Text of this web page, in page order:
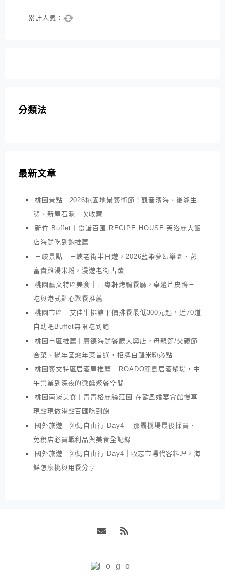
累計人氣：
分類法
最新文章
桃園景點｜2026桃園地景藝術節！觀音濱海、後湖生
態、新屋石滬一次收藏
新竹 Buffet｜食譜百匯 RECIPE HOUSE 芙洛麗大飯
店海鮮吃到飽推薦
三峽景點｜三峽老街半日遊，2026藍染夢幻樂園、彭
富貴雞湯米粉，漫遊老街古蹟
桃園藝文特區美食｜晶粵軒烤鴨餐廳，桌邊片皮鴨三
吃與港式點心聚餐推薦
桃園市區｜艾佳牛排館平價排餐最低300元起，近70道
自助吧Buffet無限吃到飽
桃園市區推薦｜廣德海鮮餐廳大興店，母親節/父親節
合菜、過年圍爐年菜首選，招牌白鯧米粉必點
桃園藝文特區居酒屋推薦｜ROADO麓島居酒聚場，中
午營業到深夜的微醺聚餐空間
桃園南崁美食｜青青格麗絲莊園 在歐風婚宴會館慢享
現點現做港點百匯吃到飽
國外旅遊｜沖繩自由行 Day4 ｜那霸機場最後採買、
免稅店必買戰利品與美食全記錄
國外旅遊｜沖繩自由行 Day4｜牧志市場代客料理，海
鮮怎麼挑與用餐分享